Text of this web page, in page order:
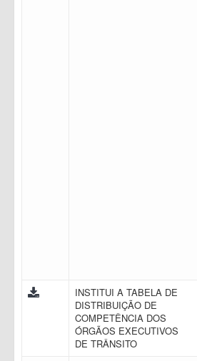
INSTITUI A TABELA DE
DISTRIBUIÇÃO DE
COMPETÊNCIA DOS
ÓRGÃOS EXECUTIVOS
DE TRÂNSITO